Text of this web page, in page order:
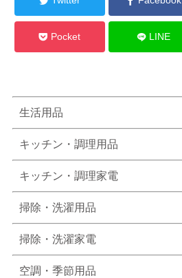
Pocket LINE
生活用品
キッチン・調理用品
キッチン・調理家電
掃除・洗濯用品
掃除・洗濯家電
空調・季節用品